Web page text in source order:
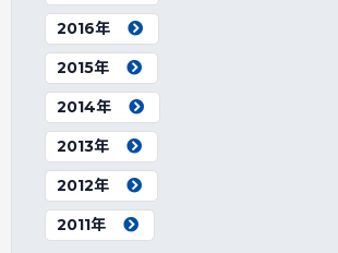
2016年
2015年
2014年
2013年
2012年
2011年